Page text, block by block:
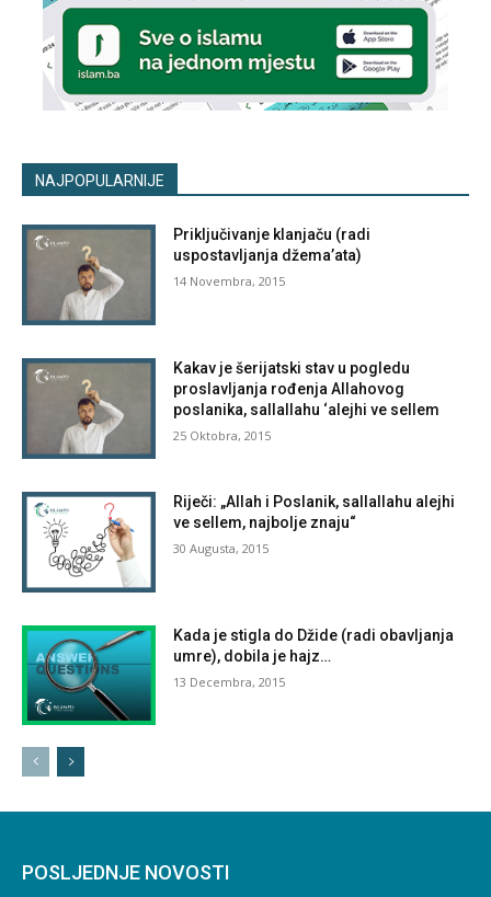
NAJPOPULARNIJE
Priključivanje klanjaču (radi
uspostavljanja džema’ata)
14 Novembra, 2015
Kakav je šerijatski stav u pogledu
proslavljanja rođenja Allahovog
poslanika, sallallahu ‘alejhi ve sellem
25 Oktobra, 2015
Riječi: „Allah i Poslanik, sallallahu alejhi
ve sellem, najbolje znaju“
30 Augusta, 2015
Kada je stigla do Džide (radi obavljanja
umre), dobila je hajz…
13 Decembra, 2015
POSLJEDNJE NOVOSTI